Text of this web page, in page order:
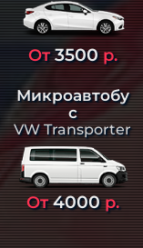
От3500р.
Микроавтобу
с
VW Transporter
От4000р.